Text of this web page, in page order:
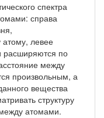
спектра
справа
атому, левее
расширяются по
между
произвольным, а
вещества
структуру
атомами.